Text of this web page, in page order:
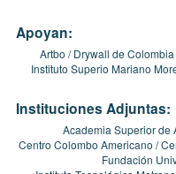
Apoyan:
Artbo Drywall de Colombia
Instituto Superio Mariano
Instituciones Adjuntas:
Academia Superior de
Centro Colombo Americano
Fundación